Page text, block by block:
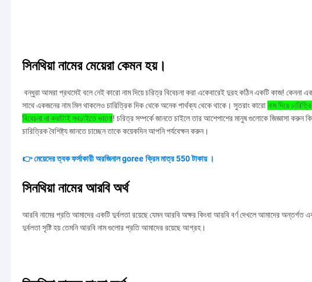
সিনথিয়া নামের মেয়েরা কেমন হয়।
বন্ধুরা আমরা প্রথমেই বলে নেই কারো নাম দিয়ে চরিত্র বিবেচনা করা একেবারেই দুরহ কঠিন একটি কাজ! কেননা
সাথে একজনের নাম মিল থাকলেও চারিত্রিক দিক থেকে অনেক পার্থক্য থেকে থাকে। সুতরাং কারোনাম দিয়ে
বিবেচনা না করাটাই সবচাইতে ভালো! চরিত্র সম্পর্কে জানতে চাইলে তার আশেপাশের মানুষ গুলোকে জিজ্ঞাসা করুন
চারিত্রিক বৈশিষ্ট্য জানতে চাচ্ছেন তাকে কয়েকদিন আপনি পর্যবেক্ষন করুন।
👉 মেয়েদের ত্বক ফর্সাকারী অরজিনাল goree ক্রিম মাত্র 550 টাকায় ।
সিনথিয়া নামের আরবি অর্থ
আরবি নামের প্রতি আমাদের একটি দুর্বলতা রয়েছে যেমন আরবি অক্ষর কিংবা আরবি বর্ণ দেখলে আমাদের অন্তর্গত
দুর্বলতা সৃষ্টি হয় তেমনি আরবি নাম গুলোর প্রতি আমাদের রয়েছে আগ্রহ।